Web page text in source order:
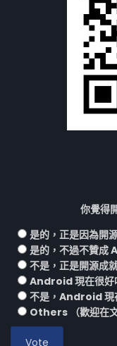
你覺得
是的，正是因為開
是的，不過不贊成
不是，正是開源成
Android 現在很好
不是，Android 現
Others （歡迎在文